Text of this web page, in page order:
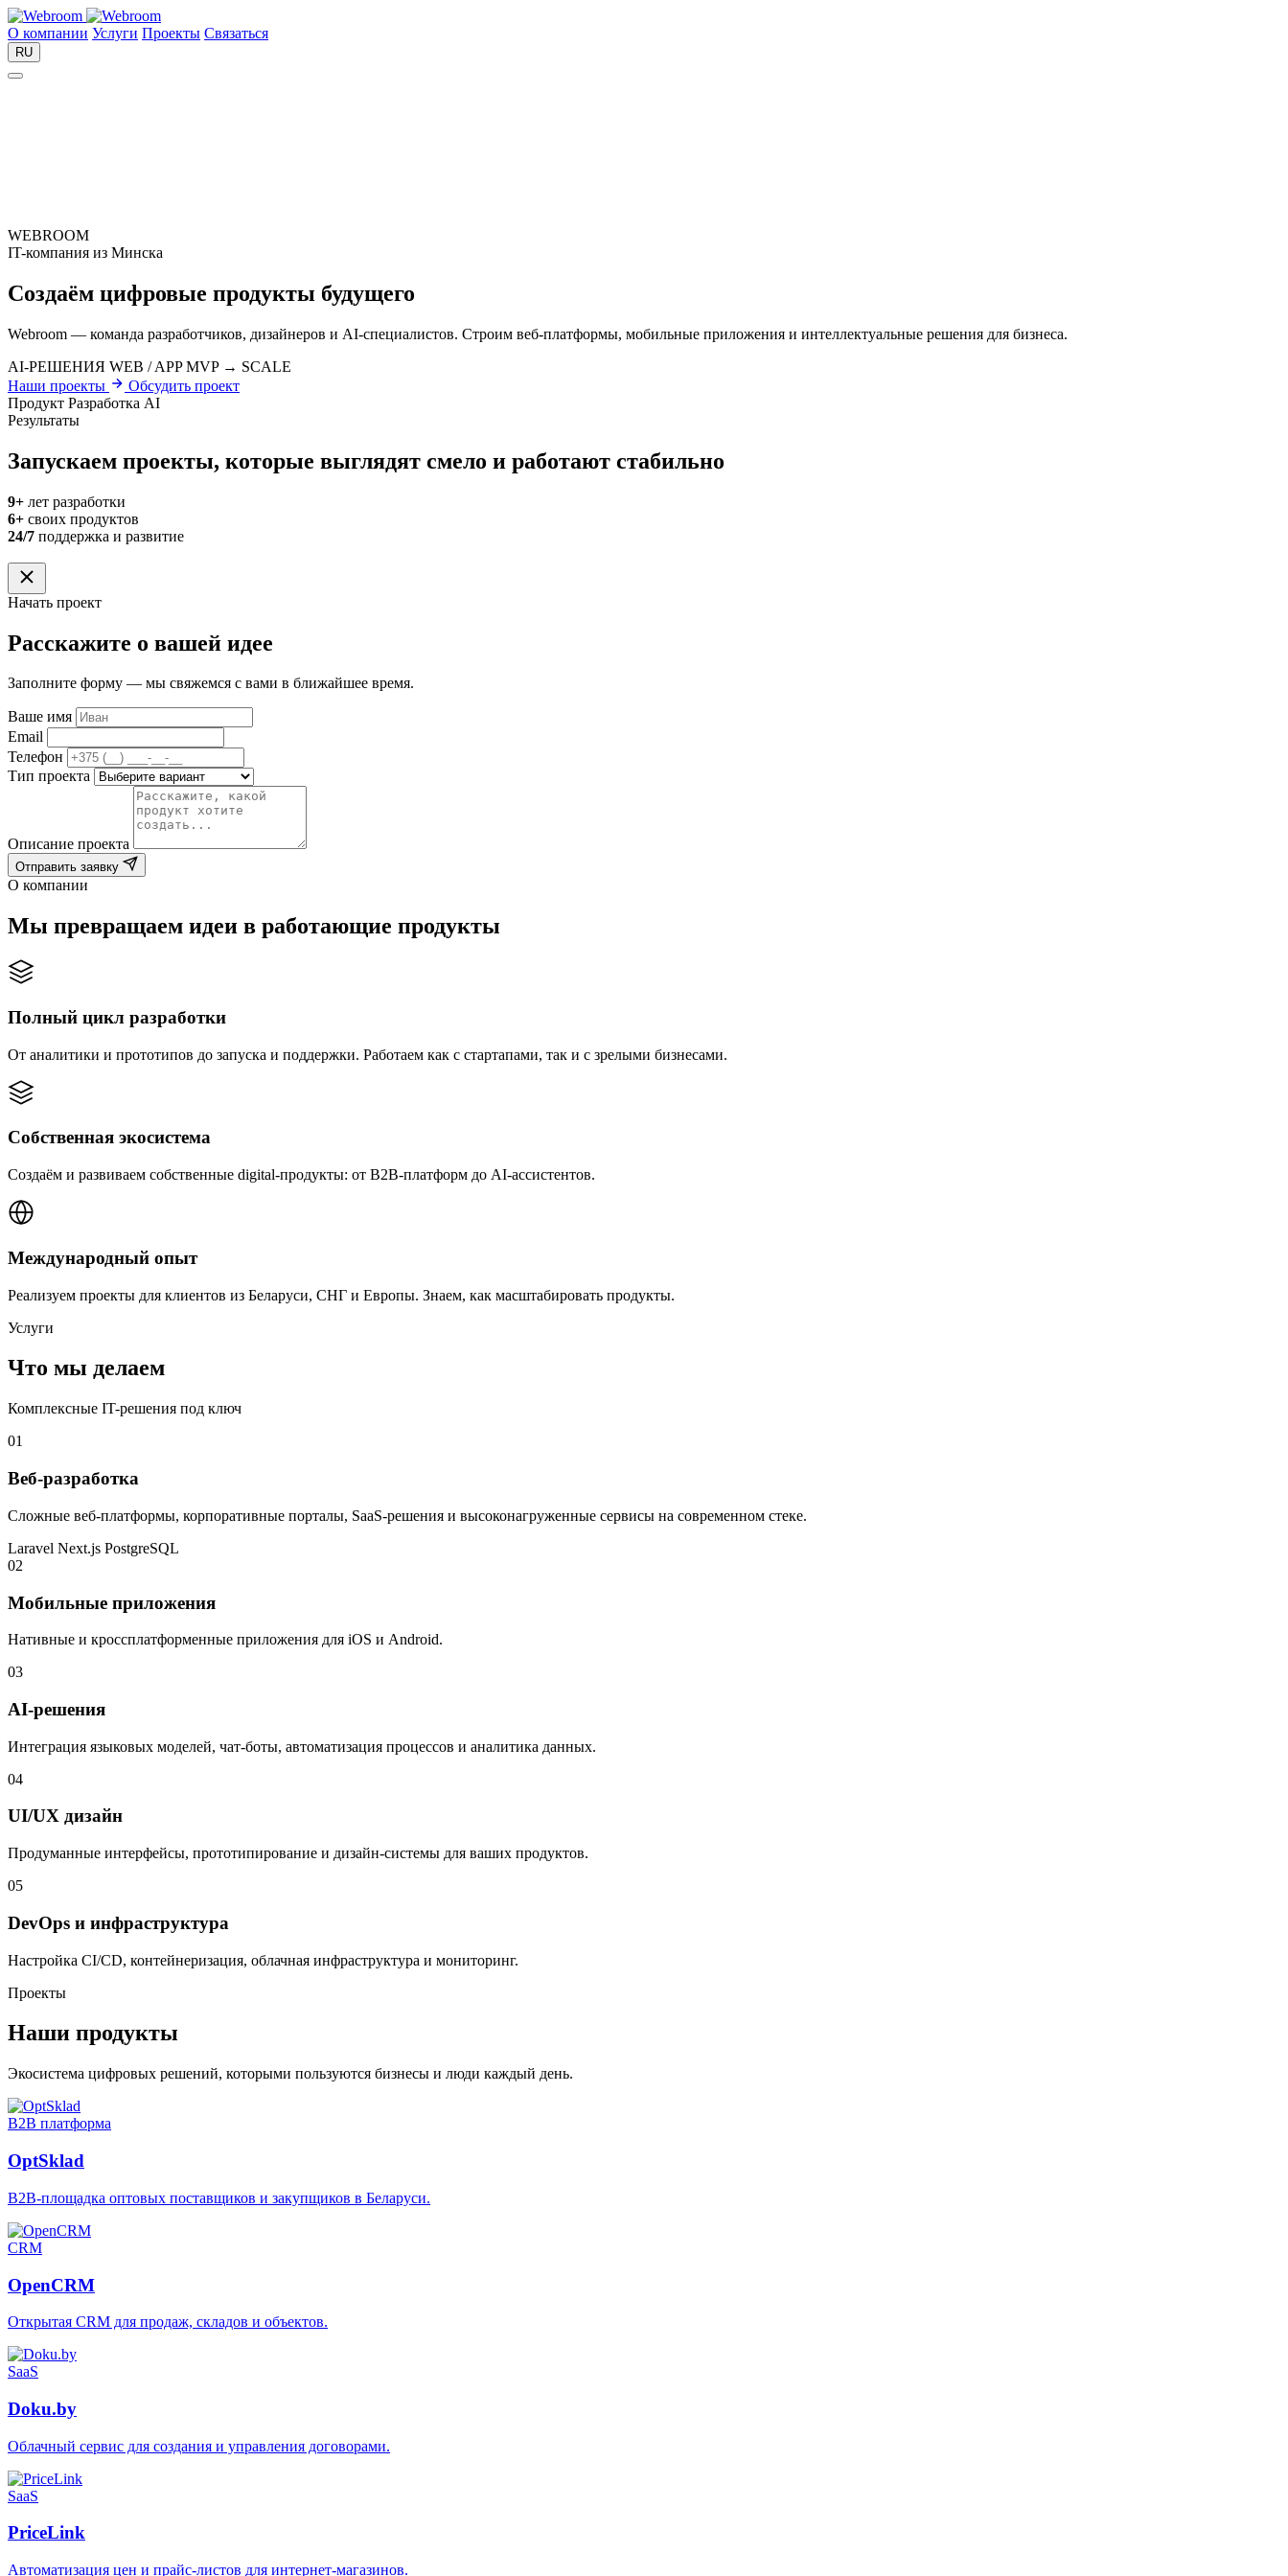
О компании Услуги Проекты Связаться
RU
WEBROOM
IT-компания из Минска
Создаём цифровые продукты будущего
Webroom — команда разработчиков, дизайнеров и AI-специалистов. Строим веб-платформы, мобильные приложения и интеллектуальные решения для бизнеса.
AI-РЕШЕНИЯ WEB / APP MVP → SCALE
Наши проекты
Обсудить проект
Продукт Разработка AI
Результаты
Запускаем проекты, которые выглядят смело и работают стабильно
9+ лет разработки
6+ своих продуктов
24/7 поддержка и развитие
Начать проект
Расскажите о вашей идее
Заполните форму — мы свяжемся с вами в ближайшее время.
Ваше имя
Email
Телефон
Тип проекта
Описание проекта
Отправить заявку
О компании
Мы превращаем идеи в работающие продукты
Полный цикл разработки
От аналитики и прототипов до запуска и поддержки. Работаем как с стартапами, так и с зрелыми бизнесами.
Собственная экосистема
Создаём и развиваем собственные digital-продукты: от B2B-платформ до AI-ассистентов.
Международный опыт
Реализуем проекты для клиентов из Беларуси, СНГ и Европы. Знаем, как масштабировать продукты.
Услуги
Что мы делаем
Комплексные IT-решения под ключ
01
Веб-разработка
Сложные веб-платформы, корпоративные порталы, SaaS-решения и высоконагруженные сервисы на современном стеке.
Laravel Next.js PostgreSQL
02
Мобильные приложения
Нативные и кроссплатформенные приложения для iOS и Android.
03
AI-решения
Интеграция языковых моделей, чат-боты, автоматизация процессов и аналитика данных.
04
UI/UX дизайн
Продуманные интерфейсы, прототипирование и дизайн-системы для ваших продуктов.
05
DevOps и инфраструктура
Настройка CI/CD, контейнеризация, облачная инфраструктура и мониторинг.
Проекты
Наши продукты
Экосистема цифровых решений, которыми пользуются бизнесы и люди каждый день.
B2B платформа
OptSklad
B2B-площадка оптовых поставщиков и закупщиков в Беларуси.
CRM
OpenCRM
Открытая CRM для продаж, складов и объектов.
SaaS
Doku.by
Облачный сервис для создания и управления договорами.
SaaS
PriceLink
Автоматизация цен и прайс-листов для интернет-магазинов.